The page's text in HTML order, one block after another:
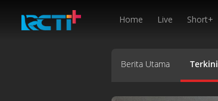
Home Live Short+
Berita Utama Terkini